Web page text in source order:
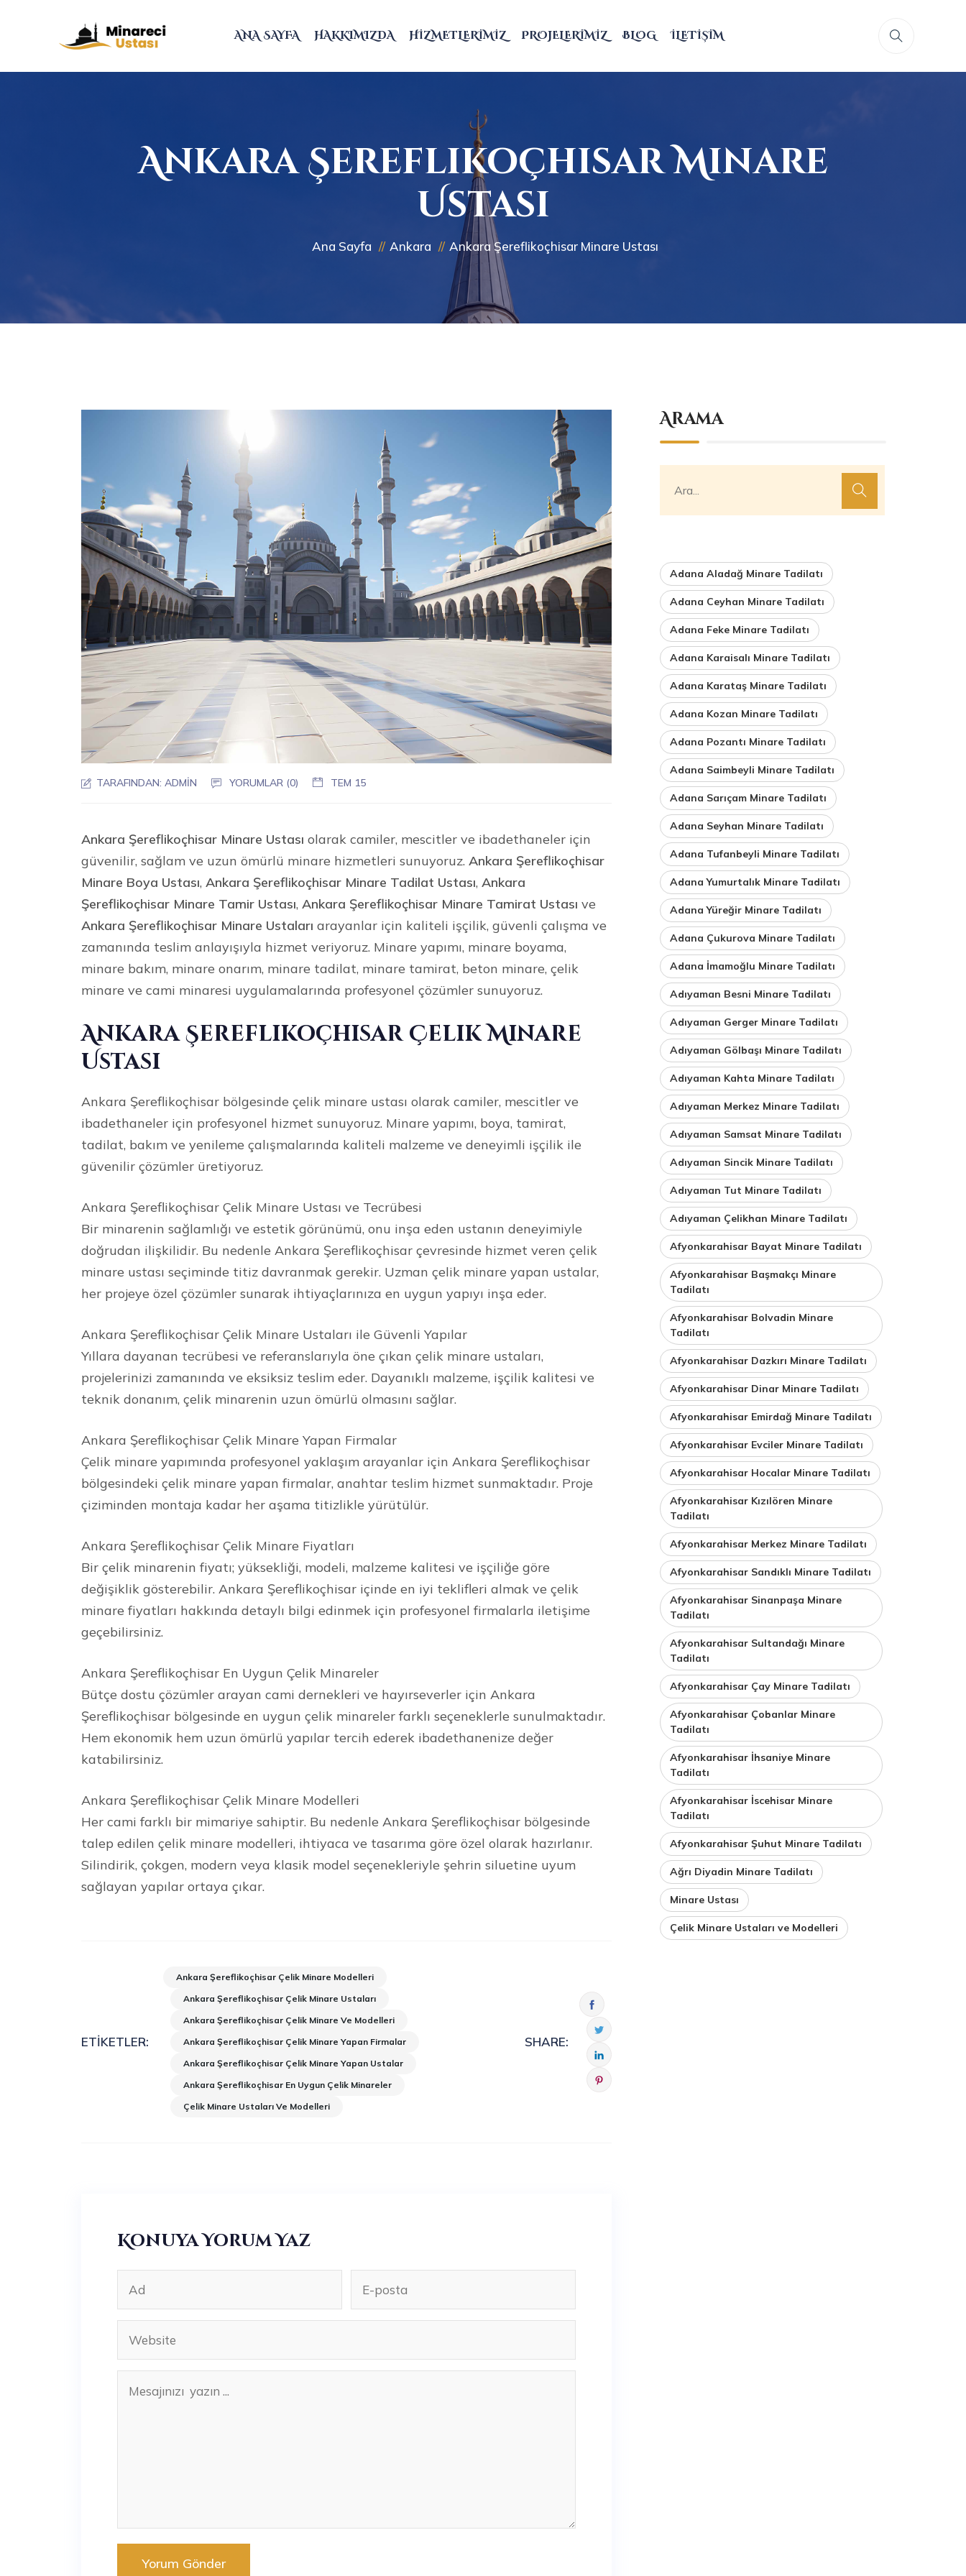
ANA SAYFA HAKKIMIZDA HIZMETLERIMIZ PROJELERIMIZ BLOG İLETIŞIM
Ankara Şereflikoçhisar Minare
Ustası
Ana Sayfa Ankara Ankara Şereflikoçhisar Minare Ustası
TARAFINDAN:ADMIN YORUMLAR (0) TEM 15
Ankara Şereflikoçhisar Minare Ustası olarak camiler, mescitler ve ibadethaneler için
güvenilir, sağlam ve uzun ömürlü minare hizmetleri sunuyoruz.Ankara Şereflikoçhisar
Minare Boya Ustası,Ankara Şereflikoçhisar Minare Tadilat Ustası,Ankara
Şereflikoçhisar Minare Tamir Ustası,Ankara Şereflikoçhisar Minare Tamirat Ustası ve
Ankara Şereflikoçhisar Minare Ustaları arayanlar için kaliteli işçilik, güvenli çalışma ve
zamanında teslim anlayışıyla hizmet veriyoruz. Minare yapımı, minare boyama,
minare bakım, minare onarım, minare tadilat, minare tamirat, beton minare, çelik
minare ve cami minaresi uygulamalarında profesyonel çözümler sunuyoruz.
Ankara Şereflikoçhisar Çelik Minare
Ustası
Ankara Şereflikoçhisar bölgesinde çelik minare ustası olarak camiler, mescitler ve
ibadethaneler için profesyonel hizmet sunuyoruz. Minare yapımı, boya, tamirat,
tadilat, bakım ve yenileme çalışmalarında kaliteli malzeme ve deneyimli işçilik ile
güvenilir çözümler üretiyoruz.
Ankara Şereflikoçhisar Çelik Minare Ustası ve Tecrübesi
Bir minarenin sağlamlığı ve estetik görünümü, onu inşa eden ustanın deneyimiyle
doğrudan ilişkilidir. Bu nedenle Ankara Şereflikoçhisar çevresinde hizmet veren çelik
minare ustası seçiminde titiz davranmak gerekir. Uzman çelik minare yapan ustalar,
her projeye özel çözümler sunarak ihtiyaçlarınıza en uygun yapıyı inşa eder.
Ankara Şereflikoçhisar Çelik Minare Ustaları ile Güvenli Yapılar
Yıllara dayanan tecrübesi ve referanslarıyla öne çıkan çelik minare ustaları,
projelerinizi zamanında ve eksiksiz teslim eder. Dayanıklı malzeme, işçilik kalitesi ve
teknik donanım, çelik minarenin uzun ömürlü olmasını sağlar.
Ankara Şereflikoçhisar Çelik Minare Yapan Firmalar
Çelik minare yapımında profesyonel yaklaşım arayanlar için Ankara Şereflikoçhisar
bölgesindeki çelik minare yapan firmalar, anahtar teslim hizmet sunmaktadır. Proje
çiziminden montaja kadar her aşama titizlikle yürütülür.
Ankara Şereflikoçhisar Çelik Minare Fiyatları
Bir çelik minarenin fiyatı; yüksekliği, modeli, malzeme kalitesi ve işçiliğe göre
değişiklik gösterebilir. Ankara Şereflikoçhisar içinde en iyi teklifleri almak ve çelik
minare fiyatları hakkında detaylı bilgi edinmek için profesyonel firmalarla iletişime
geçebilirsiniz.
Ankara Şereflikoçhisar En Uygun Çelik Minareler
Bütçe dostu çözümler arayan cami dernekleri ve hayırseverler için Ankara
Şereflikoçhisar bölgesinde en uygun çelik minareler farklı seçeneklerle sunulmaktadır.
Hem ekonomik hem uzun ömürlü yapılar tercih ederek ibadethanenize değer
katabilirsiniz.
Ankara Şereflikoçhisar Çelik Minare Modelleri
Her cami farklı bir mimariye sahiptir. Bu nedenle Ankara Şereflikoçhisar bölgesinde
talep edilen çelik minare modelleri, ihtiyaca ve tasarıma göre özel olarak hazırlanır.
Silindirik, çokgen, modern veya klasik model seçenekleriyle şehrin siluetine uyum
sağlayan yapılar ortaya çıkar.
ETIKETLER:
Ankara Şereflikoçhisar Çelik Minare Modelleri
Ankara Şereflikoçhisar Çelik Minare Ustaları
Ankara Şereflikoçhisar Çelik Minare Ve Modelleri
Ankara Şereflikoçhisar Çelik Minare Yapan Firmalar
Ankara Şereflikoçhisar Çelik Minare Yapan Ustalar
Ankara Şereflikoçhisar En Uygun Çelik Minareler
Çelik Minare Ustaları Ve Modelleri
SHARE:
Konuya Yorum Yaz
Arama
Adana Aladağ Minare Tadilatı
Adana Ceyhan Minare Tadilatı
Adana Feke Minare Tadilatı
Adana Karaisalı Minare Tadilatı
Adana Karataş Minare Tadilatı
Adana Kozan Minare Tadilatı
Adana Pozantı Minare Tadilatı
Adana Saimbeyli Minare Tadilatı
Adana Sarıçam Minare Tadilatı
Adana Seyhan Minare Tadilatı
Adana Tufanbeyli Minare Tadilatı
Adana Yumurtalık Minare Tadilatı
Adana Yüreğir Minare Tadilatı
Adana Çukurova Minare Tadilatı
Adana İmamoğlu Minare Tadilatı
Adıyaman Besni Minare Tadilatı
Adıyaman Gerger Minare Tadilatı
Adıyaman Gölbaşı Minare Tadilatı
Adıyaman Kahta Minare Tadilatı
Adıyaman Merkez Minare Tadilatı
Adıyaman Samsat Minare Tadilatı
Adıyaman Sincik Minare Tadilatı
Adıyaman Tut Minare Tadilatı
Adıyaman Çelikhan Minare Tadilatı
Afyonkarahisar Bayat Minare Tadilatı
Afyonkarahisar Başmakçı Minare
Tadilatı
Afyonkarahisar Bolvadin Minare
Tadilatı
Afyonkarahisar Dazkırı Minare Tadilatı
Afyonkarahisar Dinar Minare Tadilatı
Afyonkarahisar Emirdağ Minare Tadilatı
Afyonkarahisar Evciler Minare Tadilatı
Afyonkarahisar Hocalar Minare Tadilatı
Afyonkarahisar Kızılören Minare
Tadilatı
Afyonkarahisar Merkez Minare Tadilatı
Afyonkarahisar Sandıklı Minare Tadilatı
Afyonkarahisar Sinanpaşa Minare
Tadilatı
Afyonkarahisar Sultandağı Minare
Tadilatı
Afyonkarahisar Çay Minare Tadilatı
Afyonkarahisar Çobanlar Minare
Tadilatı
Afyonkarahisar İhsaniye Minare
Tadilatı
Afyonkarahisar İscehisar Minare
Tadilatı
Afyonkarahisar Şuhut Minare Tadilatı
Ağrı Diyadin Minare Tadilatı
Minare Ustası
Çelik Minare Ustaları ve Modelleri